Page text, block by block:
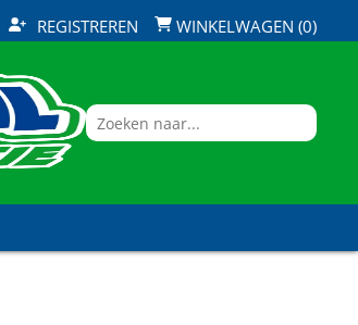
REGISTREREN WINKELWAGEN (0)